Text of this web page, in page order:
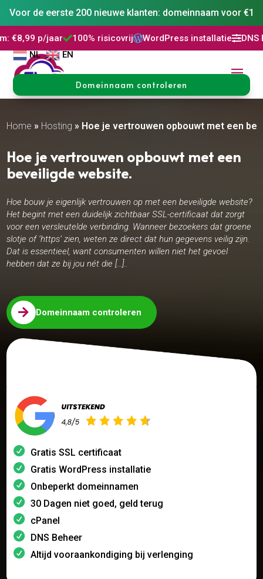
Voor de eerste 200 nieuwe klanten: domeinnaam voor €1
100% risicovrij WordPress installatieDNS Beheer30
NL
EN
Domeinnaam controleren
Home » Hosting » Hoe je vertrouwen opbouwt met een
Hoe je vertrouwen opbouwt met een
beveiligde website.​
Hoe bouw je eigenlijk vertrouwen op met een beveiligde website?
Het begint met een duidelijk zichtbaar SSL-certificaat dat zorgt
voor een versleutelde verbinding. Wanneer bezoekers dat groene
slotje of ‘https’ zien, weten ze direct dat hun gegevens veilig zijn.
Dat is essentieel, want consumenten willen niet het gevoel
hebben dat ze bij jou nét die […]..
 Domeinnaam controleren
Gratis SSL certificaat
Gratis WordPress installatie
Onbeperkt domeinnamen
30 Dagen niet goed, geld terug
cPanel
DNS Beheer
Altijd vooraankondiging bij verlenging